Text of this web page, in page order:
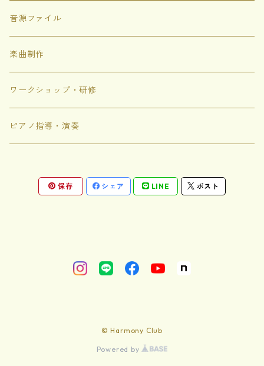
ぬりえ
にじいろめがね
トゲトゲのシャボン
にじいろちきゅうがっこう
ありがありがとう
ハーモニードリームランド
音源ファイル
楽曲制作
ワークショップ・研修
ピアノ指導・演奏
保存 シェア LINE ポスト
© Harmony Club
Powered by